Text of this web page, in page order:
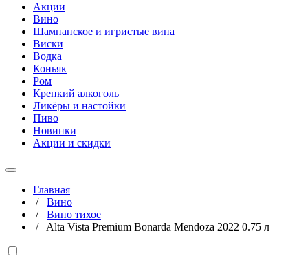
Акции
Вино
Шампанское и игристые вина
Виски
Водка
Коньяк
Ром
Крепкий алкоголь
Ликёры и настойки
Пиво
Новинки
Акции и скидки
Главная
/ Вино
/ Вино тихое
/ Alta Vista Premium Bonarda Mendoza 2022 0.75 л